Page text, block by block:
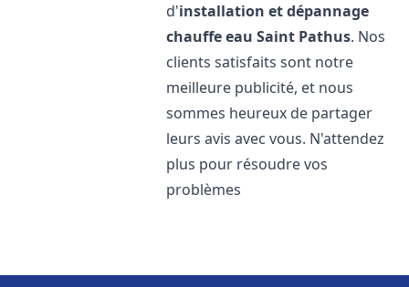
d'installation et dépannage
chauffe eau Saint Pathus. Nos
clients satisfaits sont notre
meilleure publicité, et nous
sommes heureux de partager
leurs avis avec vous. N'attendez
plus pour résoudre vos
problèmes